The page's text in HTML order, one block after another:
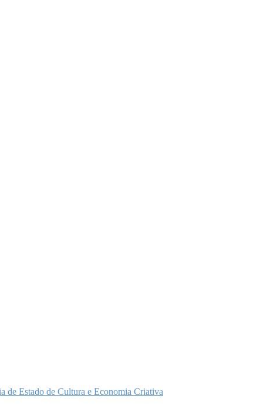
de Estado de Cultura e Economia Criativa